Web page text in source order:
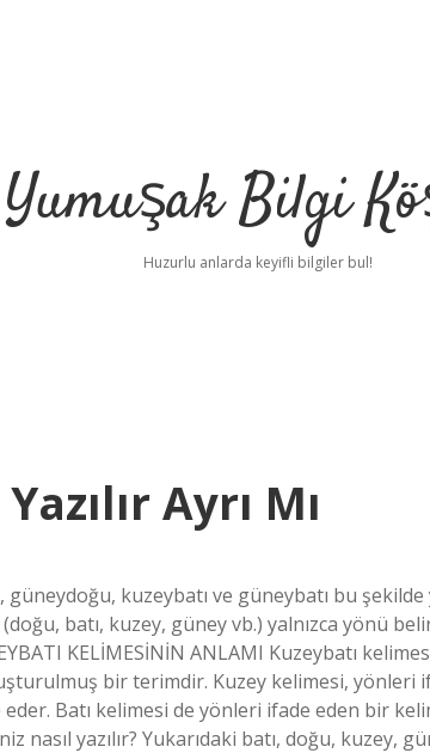
Yumuşak Bilgi
Huzurlu anlarda keyifli bilgiler bul!
Ayrı Mı
kuzeybatı ve güneybatı bu şekilde
batı, kuzey, güney vb.) yalnızca yönü
KELİMESİNİN ANLAMI Kuzeybatı
bir terimdir. Kuzey kelimesi, yönleri
Batı kelimesi de yönleri ifade eden bir
nasıl yazılır? Yukarıdaki batı, doğu, kuzey,